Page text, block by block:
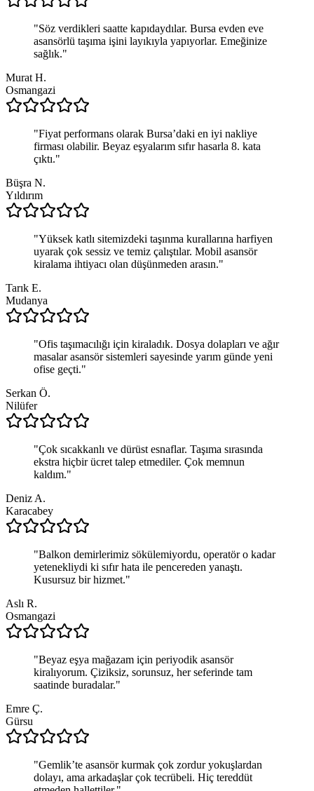
"Söz verdikleri saatte kapıdaydılar. Bursa evden eve
asansörlü taşıma işini layıkıyla yapıyorlar. Emeğinize
sağlık."
Murat H.
Osmangazi
"Fiyat performans olarak Bursa’daki en iyi nakliye
firması olabilir. Beyaz eşyalarım sıfır hasarla 8. kata
çıktı."
Büşra N.
Yıldırım
"Yüksek katlı sitemizdeki taşınma kurallarına harfiyen
uyarak çok sessiz ve temiz çalıştılar. Mobil asansör
kiralama ihtiyacı olan düşünmeden arasın."
Tarık E.
Mudanya
"Ofis taşımacılığı için kiraladık. Dosya dolapları ve ağır
masalar asansör sistemleri sayesinde yarım günde yeni
ofise geçti."
Serkan Ö.
Nilüfer
"Çok sıcakkanlı ve dürüst esnaflar. Taşıma sırasında
ekstra hiçbir ücret talep etmediler. Çok memnun
kaldım."
Deniz A.
Karacabey
"Balkon demirlerimiz sökülemiyordu, operatör o kadar
yetenekliydi ki sıfır hata ile pencereden yanaştı.
Kusursuz bir hizmet."
Aslı R.
Osmangazi
"Beyaz eşya mağazam için periyodik asansör
kiralıyorum. Çiziksiz, sorunsuz, her seferinde tam
saatinde buradalar."
Emre Ç.
Gürsu
"Gemlik’te asansör kurmak çok zordur yokuşlardan
dolayı, ama arkadaşlar çok tecrübeli. Hiç tereddüt